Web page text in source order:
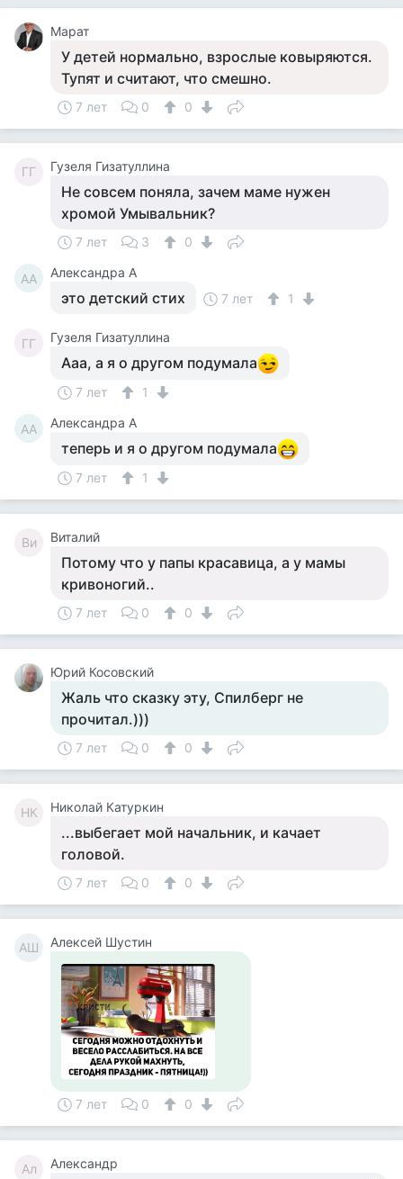
Марат
У детей нормально, взрослые ковыряются.
Тупят и считают, что смешно.
7 лет 0 0
ГГ Гузеля Гизатуллина
Не совсем поняла, зачем маме нужен
хромой Умывальник?
7 лет 3 0
АА Александра А
это детский стих 7 лет 1
ГГ Гузеля Гизатуллина
Ааа, а я о другом подумала
7 лет 1
АА Александра А
теперь и я о другом подумала
7 лет 1
Ви Виталий
Потому что у папы красавица, а у мамы
кривоногий..
7 лет 0 0
Юрий Косовский
Жаль что сказку эту, Спилберг не
прочитал.)))
7 лет 0 0
НК Николай Катуркин
...выбегает мой начальник, и качает
головой.
7 лет 0 0
АШ Алексей Шустин
7 лет 0 0
Ал Александр